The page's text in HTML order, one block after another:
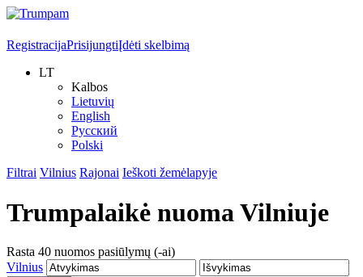
RegistracijaPrisijungtiĮdėti skelbimą
LT
Kalbos
Lietuvių
English
Русский
Polski
Filtrai Vilnius Rajonai Ieškoti žemėlapyje
Trumpalaikė nuoma Vilniuje
Rasta 40 nuomos pasiūlymų (-ai)
Vilnius